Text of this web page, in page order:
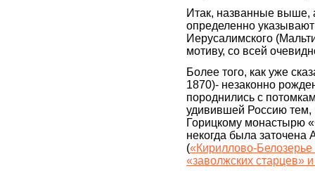
Итак, названные выше,
определенно
Иерусалимского
мотиву, со всей
Более того, как уже
1870)- незаконно
породнились с
удивившей Россию тем,
Горицкому монастырю
некогда была заточена
(«Кириллово-
«заволжских старцев»